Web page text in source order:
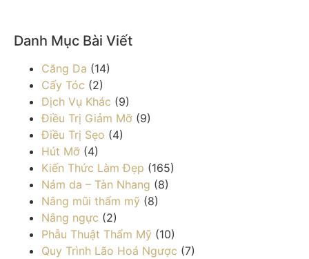
Danh Mục Bài Viết
Căng Da (14)
Cấy Tóc (2)
Dịch Vụ Khác (9)
Điều Trị Giảm Mỡ (9)
Điều Trị Sẹo (4)
Hút Mỡ (4)
Kiến Thức Làm Đẹp (165)
Nám da – Tàn Nhang (8)
Nâng mũi thẩm mỹ (8)
Nâng ngực (2)
Phẫu Thuật Thẩm Mỹ (10)
Quy Trình Lão Hoá Ngược (7)